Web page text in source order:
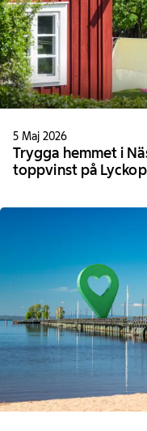
5 Maj 2026
Trygga hemmet i
toppvinst på